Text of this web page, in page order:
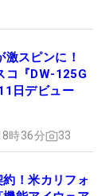
スピンに！
コ『DW-125G
日デビュー
時36分 33
！米カリフォ